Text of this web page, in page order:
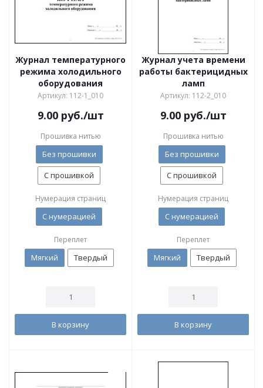
Журнал температурного
режима холодильного
оборудования
Артикул: 112-1_010
9.00руб./шт
Прошивка нитью
Без прошивки
С прошивкой
Нумерация страниц
С нумерацией
Переплет
Мягкий Твердый
В корзину
Журнал учета времени
работы бактерицидных
ламп
Артикул: 112-2_010
9.00руб./шт
Прошивка нитью
Без прошивки
С прошивкой
Нумерация страниц
С нумерацией
Переплет
Мягкий Твердый
В корзину